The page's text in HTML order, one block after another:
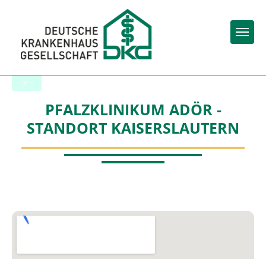
PFALZKLINIKUM ADÖR -
STANDORT KAISERSLAUTERN